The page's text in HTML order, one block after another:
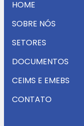
HOME
SOBRE NÓS
SETORES
DOCUMENTOS
CEIMS E EMEBS
CONTATO